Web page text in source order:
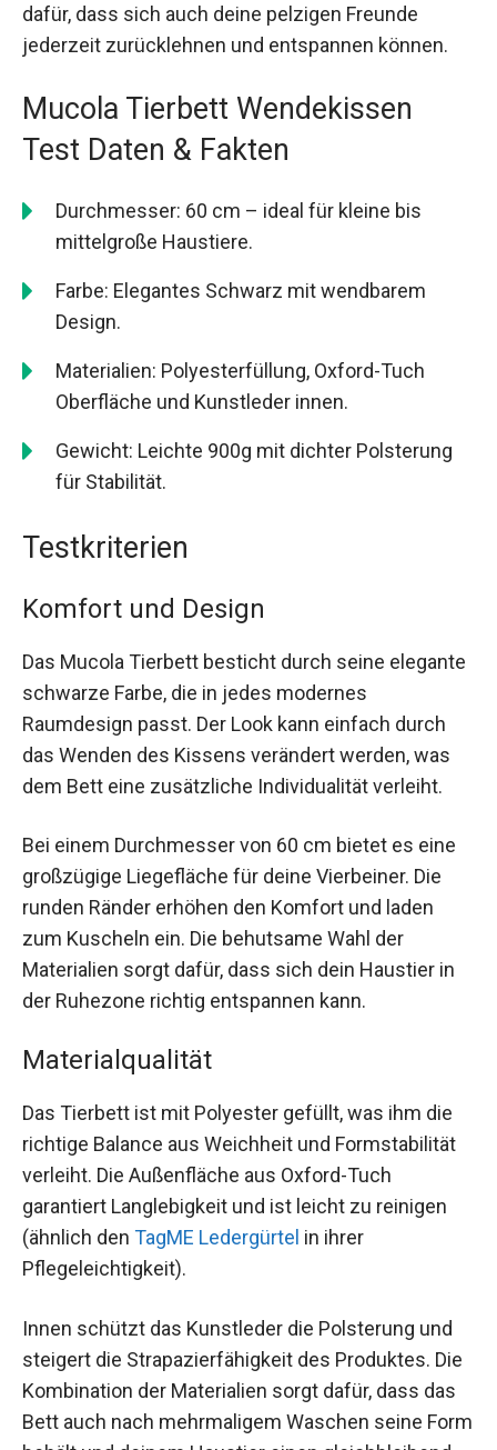
dafür, dass sich auch deine pelzigen Freunde
jederzeit zurücklehnen und entspannen können.
Mucola Tierbett Wendekissen
Test Daten & Fakten
Durchmesser: 60 cm – ideal für kleine bis
mittelgroße Haustiere.
Farbe: Elegantes Schwarz mit wendbarem
Design.
Materialien: Polyesterfüllung, Oxford-Tuch
Oberfläche und Kunstleder innen.
Gewicht: Leichte 900g mit dichter Polsterung
für Stabilität.
Testkriterien
Komfort und Design
Das Mucola Tierbett besticht durch seine elegante
schwarze Farbe, die in jedes modernes
Raumdesign passt. Der Look kann einfach durch
das Wenden des Kissens verändert werden, was
dem Bett eine zusätzliche Individualität verleiht.
Bei einem Durchmesser von 60 cm bietet es eine
großzügige Liegefläche für deine Vierbeiner. Die
runden Ränder erhöhen den Komfort und laden
zum Kuscheln ein. Die behutsame Wahl der
Materialien sorgt dafür, dass sich dein Haustier in
der Ruhezone richtig entspannen kann.
Materialqualität
Das Tierbett ist mit Polyester gefüllt, was ihm die
richtige Balance aus Weichheit und Formstabilität
verleiht. Die Außenfläche aus Oxford-Tuch
garantiert Langlebigkeit und ist leicht zu reinigen
(ähnlich den TagME Ledergürtel in ihrer
Pflegeleichtigkeit).
Innen schützt das Kunstleder die Polsterung und
steigert die Strapazierfähigkeit des Produktes. Die
Kombination der Materialien sorgt dafür, dass das
Bett auch nach mehrmaligem Waschen seine Form